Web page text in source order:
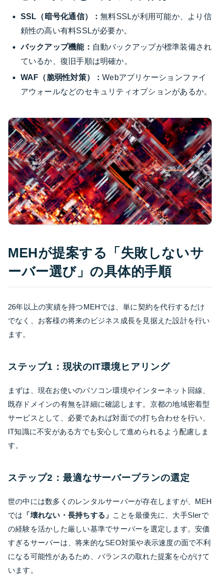
SSL（暗号化通信）：無料SSLが利用可能か、より信
頼性の高い有料SSLが必要か。
バックアップ機能： 自動バックアップが標準装備され
ているか、復旧手順は明確か。
WAF（脆弱性対策）：Webアプリケーションファイ
アウォールなどのセキュリティオプションがあるか。
MEHが提案する「失敗しないサ
ーバー選び」の具体的手順
26年以上の実績を持つMEHでは、単に契約を代行するだけ
でなく、お客様の将来のビジネス成長を見据えた設計を行い
ます。
ステップ1：現状のIT環境ヒアリング
まずは、現在お使いのパソコン環境やインターネット回線、
既存ドメインの有無を詳細に確認します。京都の地域密着型
サービスとして、必要であれば対面での打ち合わせを行い、
IT知識に不安がある方でも安心して進められるよう配慮しま
す。
ステップ2：最適なサーバープランの選定
世の中には数多くのレンタルサーバーが存在しますが、MEH
では 「壊れない・長持ちする」 ことを最優先に、大手SIerで
の経験を活かした厳しい基準でサーバーを選定します。安価
すぎるサーバーは、将来的なSEO対策や表示速度の面で不利
になる可能性があるため、バランスの取れた提案を心がけて
います。